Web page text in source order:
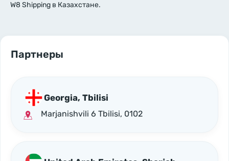
W8 Shipping в Казахстане.
Партнеры
Georgia, Tbilisi
Marjanishvili 6 Tbilisi, 0102